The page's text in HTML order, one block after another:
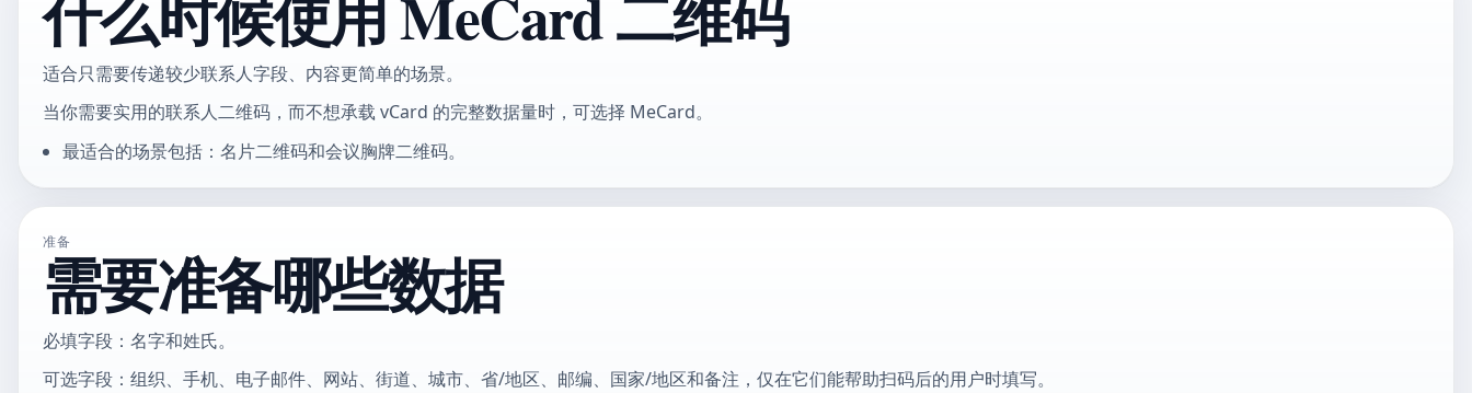
适合只需要传递较少联系人字段、内容更简单的场景。
当你需要实用的联系人二维码，而不想承载 vCard 的完整数据量时，可选择 MeCard。
最适合的场景包括：名片二维码和会议胸牌二维码。
准备
需要准备哪些数据
必填字段：名字和姓氏。
可选字段：组织、手机、电子邮件、网站、街道、城市、省/地区、邮编、国家/地区和备注，仅在它们能帮助扫码后的用户时填写。